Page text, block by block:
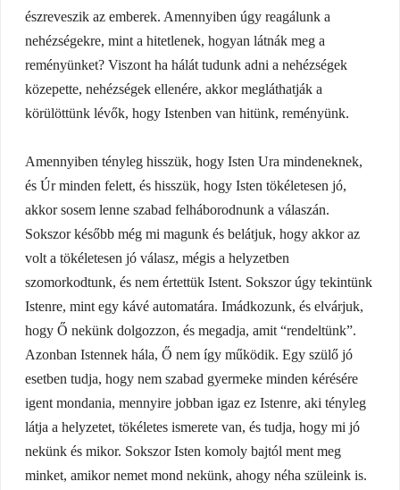
észreveszik az emberek. Amennyiben úgy reagálunk a
nehézségekre, mint a hitetlenek, hogyan látnák meg a
reményünket? Viszont ha hálát tudunk adni a nehézségek
közepette, nehézségek ellenére, akkor megláthatják a
körülöttünk lévők, hogy Istenben van hitünk, reményünk.
Amennyiben tényleg hisszük, hogy Isten Ura mindeneknek,
és Úr minden felett, és hisszük, hogy Isten tökéletesen jó,
akkor sosem lenne szabad felháborodnunk a válaszán.
Sokszor később még mi magunk és belátjuk, hogy akkor az
volt a tökéletesen jó válasz, mégis a helyzetben
szomorkodtunk, és nem értettük Istent. Sokszor úgy tekintünk
Istenre, mint egy kávé automatára. Imádkozunk, és elvárjuk,
hogy Ő nekünk dolgozzon, és megadja, amit “rendeltünk”.
Azonban Istennek hála, Ő nem így működik. Egy szülő jó
esetben tudja, hogy nem szabad gyermeke minden kérésére
igent mondania, mennyire jobban igaz ez Istenre, aki tényleg
látja a helyzetet, tökéletes ismerete van, és tudja, hogy mi jó
nekünk és mikor. Sokszor Isten komoly bajtól ment meg
minket, amikor nemet mond nekünk, ahogy néha szüleink is.